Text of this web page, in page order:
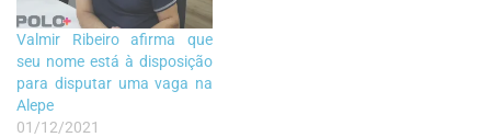
Valmir Ribeiro afirma que
seu nome está à disposição
para disputar uma vaga na
Alepe
01/12/2021